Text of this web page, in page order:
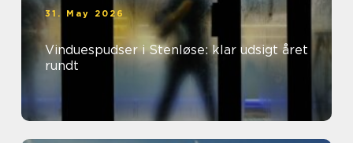
31. May 2026
Vinduespudser i Stenløse: klar udsigt året
rundt